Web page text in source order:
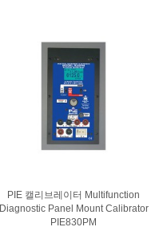
PIE 캘리브레이터 Multifunction
Diagnostic Panel Mount Calibrator
PIE830PM